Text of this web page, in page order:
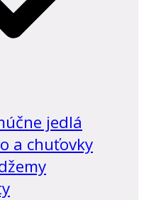
jedlá
a chuťovky